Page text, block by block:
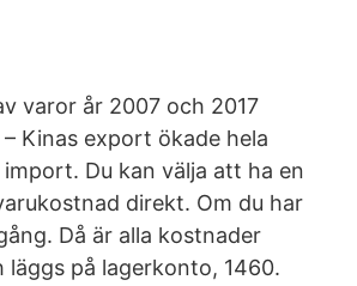
varor år 2007 och 2017
Kinas export ökade hela
Du kan välja att ha en
direkt. Om du har
Då är alla kostnader
på lagerkonto, 1460.